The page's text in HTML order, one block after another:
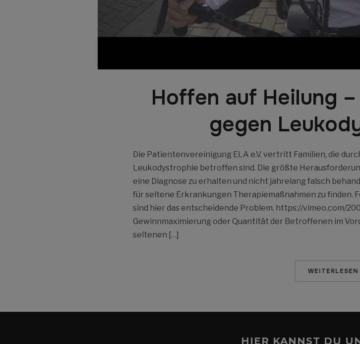
Hoffen auf Heilung
gegen
Die Patientenvereinigung ELA e.V. vertritt Familien, die
Leukodystrophie betroffen sind. Die größte
eine Diagnose zu erhalten und nicht jahrelang falsch
für seltene Erkrankungen Therapiemaßnahmen zu finden.
sind hier das entscheidende Problem. https://vimeo.com/
Gewinnmaximierung oder Quantität der Betroffenen im
seltenen […]
WEITERLESEN
HIER KANNST DU